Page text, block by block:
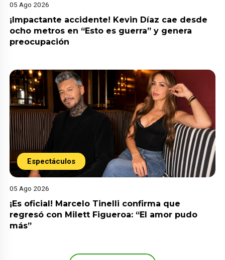
05 Ago 2026
¡Impactante accidente! Kevin Díaz cae desde
ocho metros en “Esto es guerra” y genera
preocupación
Espectáculos
05 Ago 2026
¡Es oficial! Marcelo Tinelli confirma que
regresó con Milett Figueroa: “El amor pudo
más”